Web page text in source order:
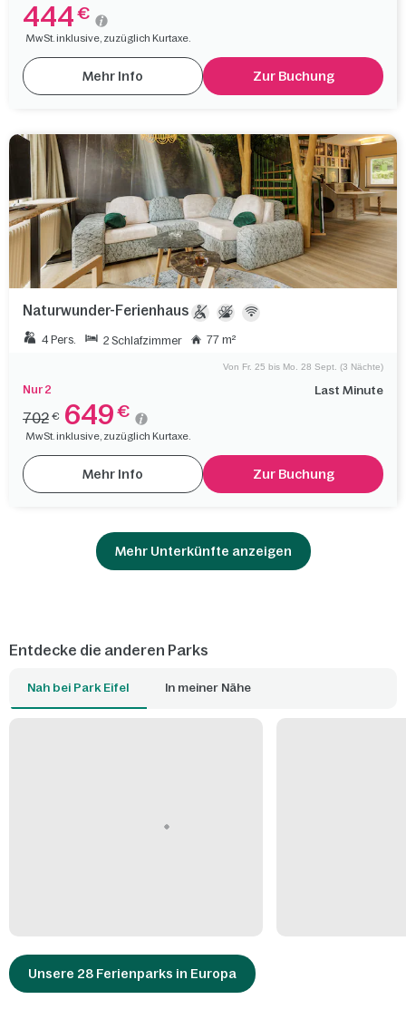
444 €
MwSt. inklusive, zuzüglich Kurtaxe.
Mehr Info Zur Buchung
Naturwunder-Ferienhaus
4 Pers. 2 Schlafzimmer 77 m²
Nur 2 Last Minute
Von Fr. 25 bis Mo. 28 Sept. (3 Nächte)
702 € 649 €
MwSt. inklusive, zuzüglich Kurtaxe.
Mehr Info Zur Buchung
Mehr Unterkünfte anzeigen
Entdecke die anderen Parks
Nah bei Park Eifel In meiner Nähe
Unsere 28 Ferienparks in Europa